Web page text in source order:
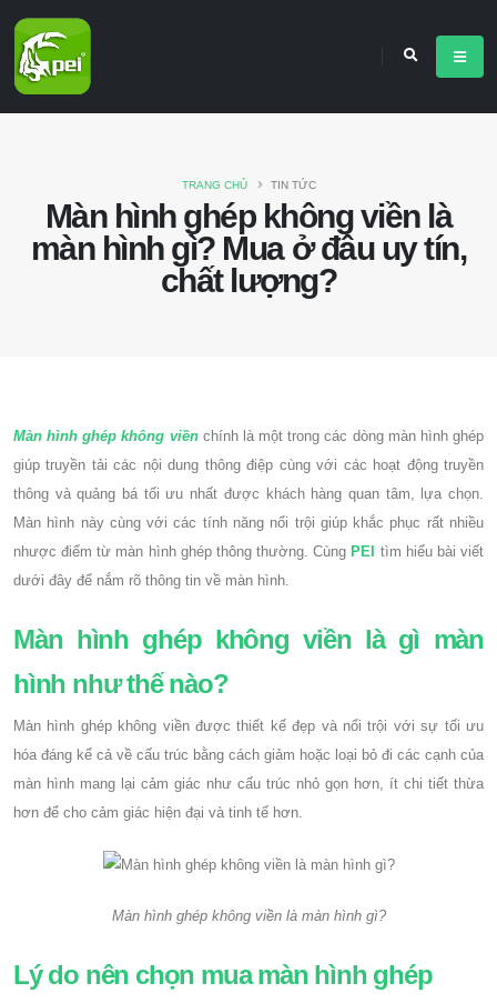
Màn hình ghép không viền là
màn hình gì? Mua ở đâu uy tín,
chất lượng?
TRANG CHỦ TIN TỨC
Màn hình ghép không viềnchính là một trong các dòng màn hình ghép
giúp truyền tải các nội dung thông điệp cùng với các hoạt động truyền
thông và quảng bá tối ưu nhất được khách hàng quan tâm, lựa chọn.
Màn hình này cùng với các tính năng nổi trội giúp khắc phục rất nhiều
nhược điểm từ màn hình ghép thông thường. Cùng PEI tìm hiểu bài viết
dưới đây để nắm rõ thông tin về màn hình.
Màn hình ghép không viền là gì màn
hình như thế nào?
Màn hình ghép không viền được thiết kế đẹp và nổi trội với sự tối ưu
hóa đáng kể cả về cấu trúc bằng cách giảm hoặc loại bỏ đi các cạnh của
màn hình mang lại cảm giác như cấu trúc nhỏ gọn hơn, ít chi tiết thừa
hơn để cho cảm giác hiện đại và tinh tế hơn.
Màn hình ghép không viền là màn hình gì?
Lý do nên chọn mua màn hình ghép